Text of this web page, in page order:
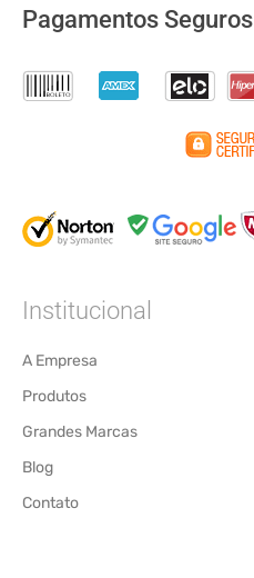
Pagamentos Seguros
Institucional
A Empresa
Produtos
Grandes Marcas
Blog
Contato